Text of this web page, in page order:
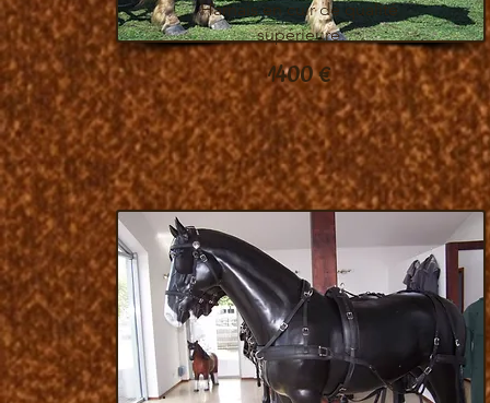
Harnais en cuir de qualité
supérieure
1400 €